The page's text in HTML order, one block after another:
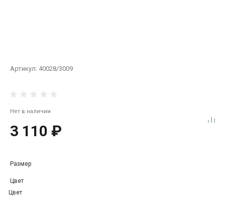
Артикул: 40028/3009
Нет в наличии
3 110 ₽
Размер
Цвет
Цвет